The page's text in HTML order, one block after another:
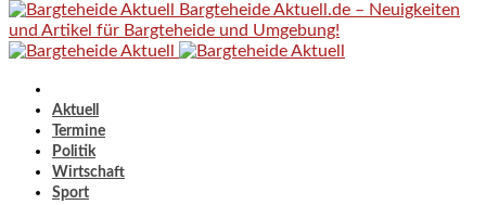
Bargteheide Aktuell.de – Neuigkeiten
und Artikel für Bargteheide und Umgebung!
Aktuell
Termine
Politik
Wirtschaft
Sport